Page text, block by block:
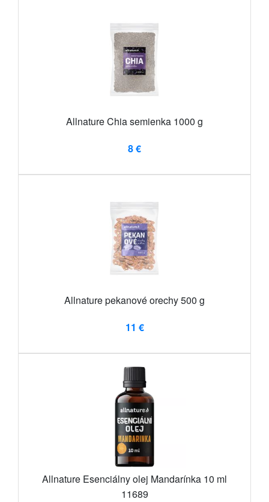
Allnature Chia semienka 1000 g
8 €
Allnature pekanové orechy 500 g
11 €
Allnature Esenciálny olej Mandarínka 10 ml
11689